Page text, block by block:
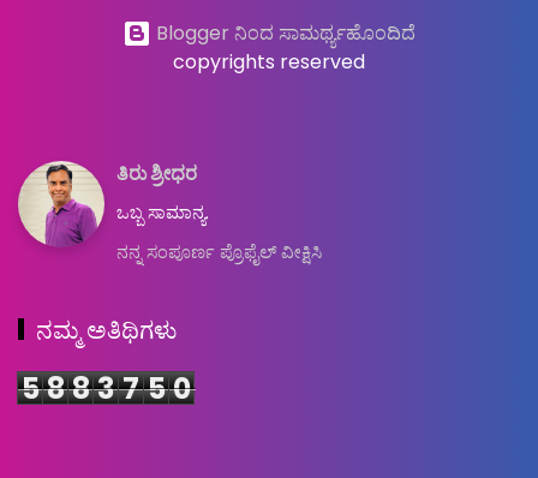
Blogger ನಿಂದ ಸಾಮರ್ಥ್ಯಹೊಂದಿದೆ
copyrights reserved
ತಿರು ಶ್ರೀಧರ
ಒಬ್ಬ ಸಾಮಾನ್ಯ.
ನನ್ನ ಸಂಪೂರ್ಣ ಪ್ರೊಫೈಲ್ ವೀಕ್ಷಿಸಿ
ನಮ್ಮ ಅತಿಥಿಗಳು
5883 750